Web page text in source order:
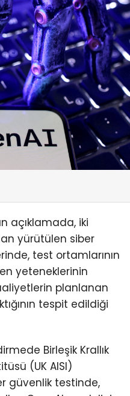
açıklamada, iki
yürütülen siber
test ortamlarının
yeteneklerinin
planlanan
tespit edildiği
Birleşik Krallık
(UK AISI)
güvenlik testinde,